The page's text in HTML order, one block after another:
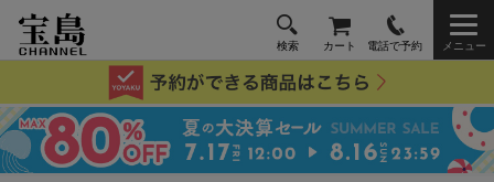
検索 カート 電話で予約 メニュー